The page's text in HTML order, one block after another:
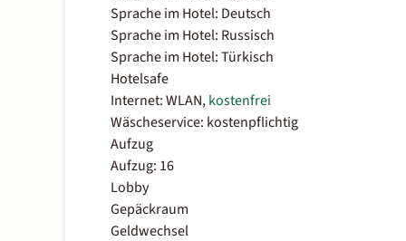
Sprache im Hotel: Deutsch
Sprache im Hotel: Russisch
Sprache im Hotel: Türkisch
Hotelsafe
Internet: WLAN,kostenfrei
Wäscheservice: kostenpflichtig
Aufzug
Aufzug: 16
Lobby
Gepäckraum
Geldwechsel